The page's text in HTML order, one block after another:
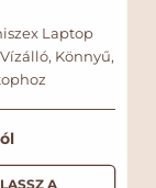
Laptop
Könnyű,
A